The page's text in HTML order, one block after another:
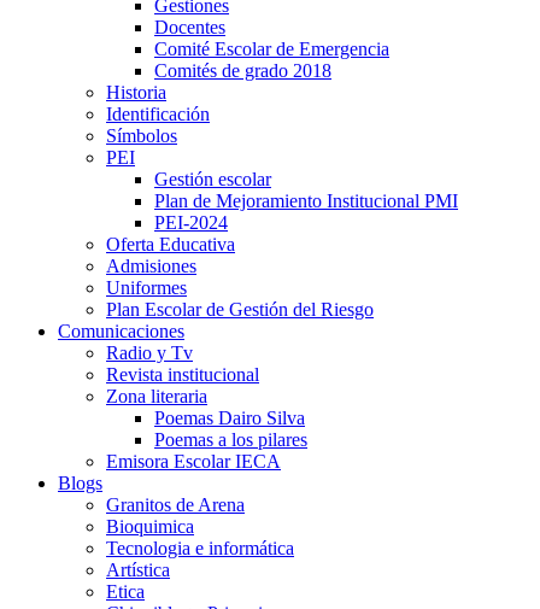
Gestiones
Docentes
Comité Escolar de Emergencia
Comités de grado 2018
Historia
Identificación
Símbolos
PEI
Gestión escolar
Plan de Mejoramiento Institucional PMI
PEI-2024
Oferta Educativa
Admisiones
Uniformes
Plan Escolar de Gestión del Riesgo
Comunicaciones
Radio y Tv
Revista institucional
Zona literaria
Poemas Dairo Silva
Poemas a los pilares
Emisora Escolar IECA
Blogs
Granitos de Arena
Bioquimica
Tecnologia e informática
Artística
Etica